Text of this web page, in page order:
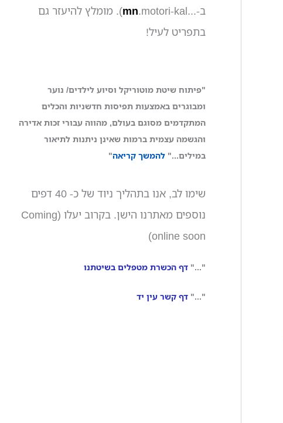
ב-...
mn.motori-kal). מומלץ להיעזר גם
בתפריט לעיל!
"פיתוח שיטת מוטוריקל וסיוע לילדים/ נוער
ומבוגרים באמצעות תפיסות חדשניות והכלים
המתקדמים מסוגם בעולם, מהווה עבורי זכות אדירה
והגשמה עצמית ברמות שאינן ניתנות לתיאור
במילים..." להמשך קריאה"
שימו לב, אנו בתהליך ניוד של כ- 40 דפים
נוספים מאתרנו הישן. בקרוב יעלו (Coming
online soon)
"..." דף הכשרת מטפלים בשיטתנו
"..." דף קשר עין יד